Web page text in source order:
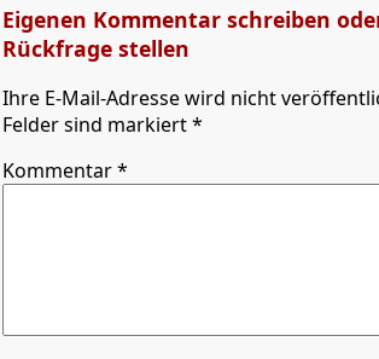
Eigenen Kommentar schreiben
Rückfrage stellen
Ihre E-Mail-Adresse wird nicht
Felder sind markiert *
Kommentar*